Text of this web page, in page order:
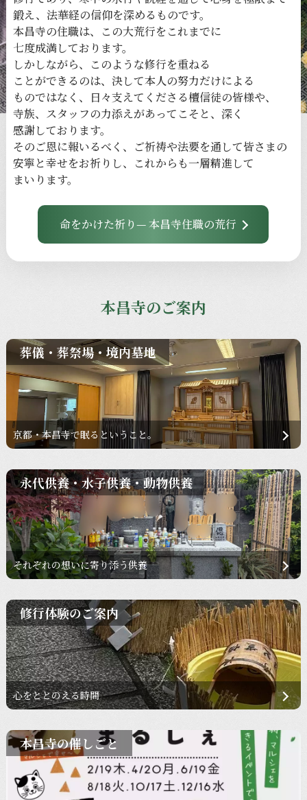
鍛え、 法華経の信仰を深める ものです。
本昌寺の住職は、 この大荒行をこれまでに
七度成満しております。
しかしながら、
このような修行を重ねる
ことができるのは、 決して本人の努力だけによる
ものではなく、
日々支えてくださる檀信徒の皆様や、
寺族、 スタッフの力添えがあってこそと、 深く
感謝しております。
そのご恩に報いるべく、 ご祈祷や法要を通して皆さまの
安寧と幸せをお祈りし、 これからも一層精進して
まいります。
命をかけた祈り— 本昌寺住職の荒行
本昌寺のご案内
葬儀・葬祭場・境内墓地
京都・本昌寺で眠るということ。
永代供養・水子供養・動物供養
それぞれの想いに寄り添う供養
修行体験のご案内
心をととのえる時間
本昌寺の催しごと